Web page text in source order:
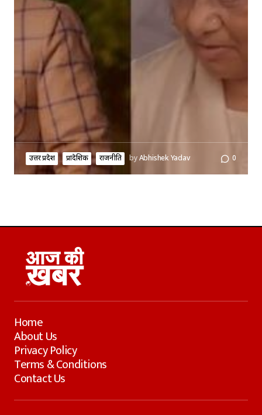
उत्तर प्रदेश प्रादेशिक राजनीति byAbhishek Yadav 0
Home
About Us
Privacy Policy
Terms & Conditions
Contact Us